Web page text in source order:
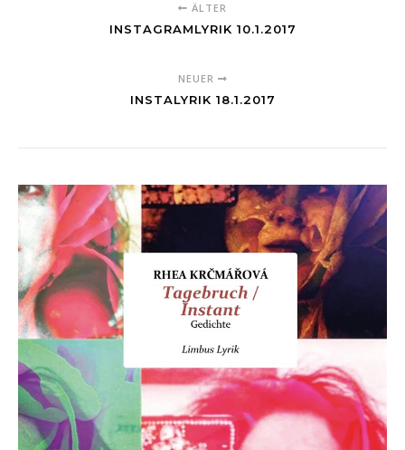
ÄLTER
INSTAGRAMLYRIK 10.1.2017
NEUER
INSTALYRIK 18.1.2017